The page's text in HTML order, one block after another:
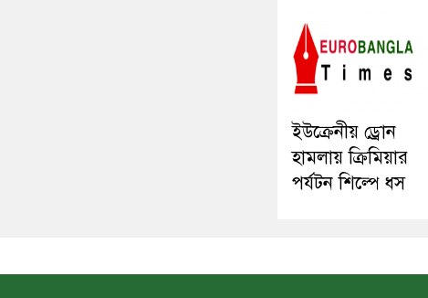
ইউক্রেনীয় ড্রোন
হামলায় ক্রিমিয়ার
পর্যটন শিল্পে ধস